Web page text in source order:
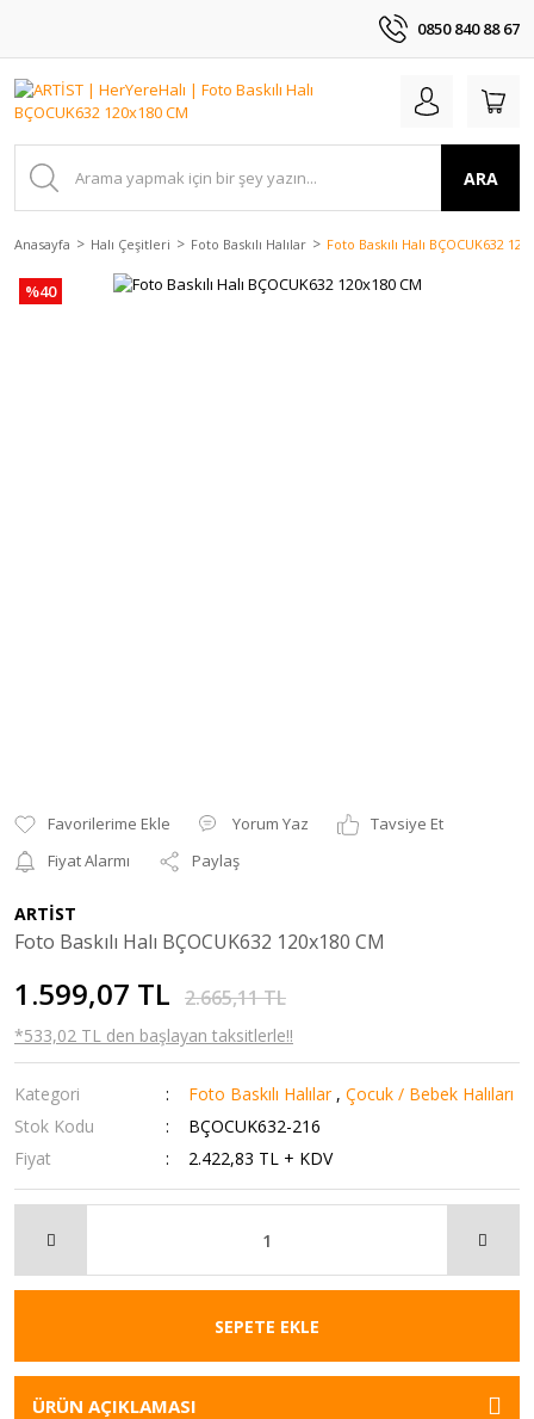
0850 840 88 67
ARA
Anasayfa Halı Çeşitleri Foto Baskılı Halılar Foto Baskılı Halı BÇOCUK632
%40
Yorum Yaz
Tavsiye Et
Fiyat Alarmı
Paylaş
ARTİST
Foto Baskılı Halı BÇOCUK632 120x180 CM
1.599,07 TL 2.665,11 TL
*533,02 TL den başlayan taksitlerle!!
Kategori Foto Baskılı Halılar ,Çocuk / Bebek Halıları
Stok Kodu
BÇOCUK632-216
Fiyat
2.422,83 TL + KDV
SEPETE EKLE
ÜRÜN AÇIKLAMASI